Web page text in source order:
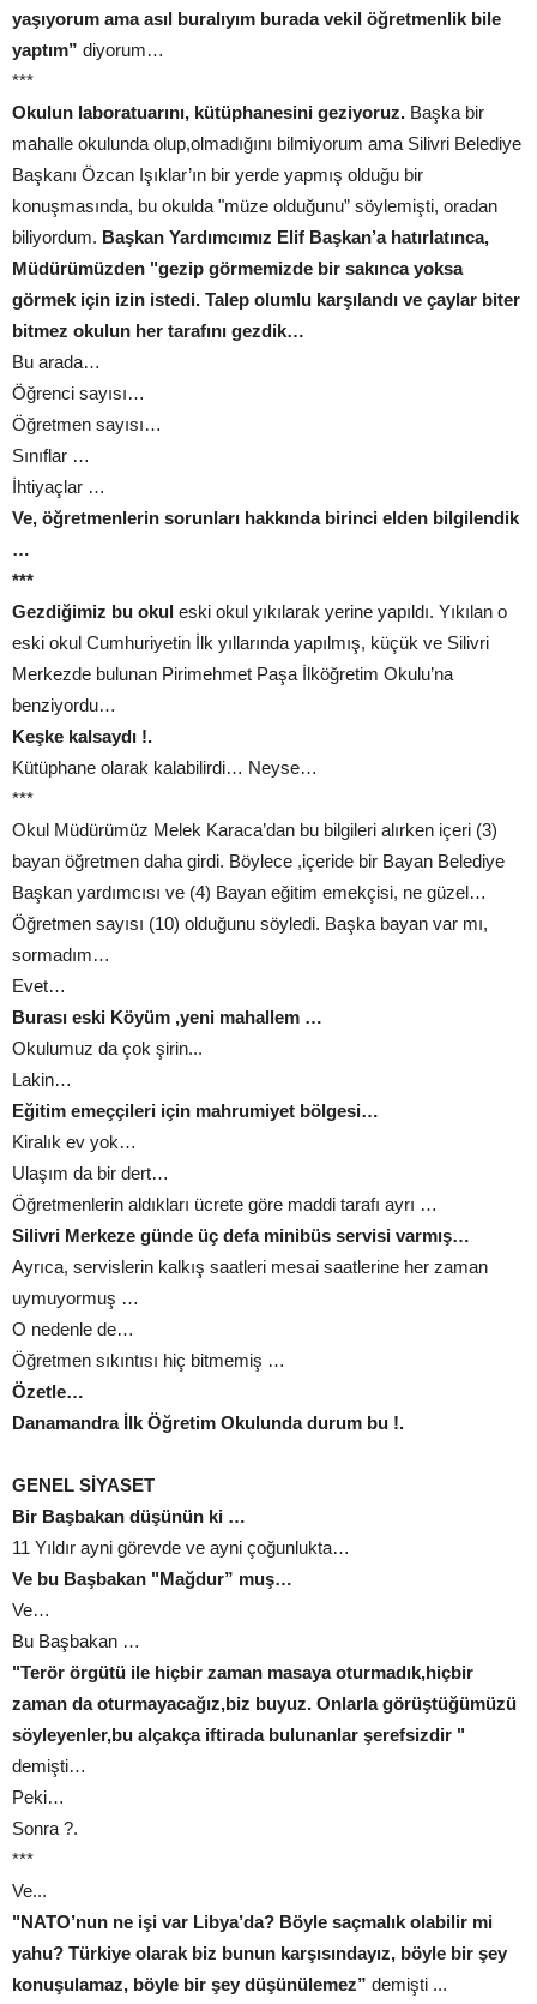
yaşıyorum ama asıl buralıyım burada vekil öğretmenlik bile
yaptım” diyorum…
***
Okulun laboratuarını, kütüphanesini geziyoruz. Başka bir
mahalle okulunda olup,olmadığını bilmiyorum ama Silivri Belediye
Başkanı Özcan Işıklar’ın bir yerde yapmış olduğu bir
konuşmasında, bu okulda "müze olduğunu” söylemişti, oradan
biliyordum. Başkan Yardımcımız Elif Başkan’a hatırlatınca,
Müdürümüzden "gezip görmemizde bir sakınca yoksa
görmek için izin istedi. Talep olumlu karşılandı ve çaylar biter
bitmez okulun her tarafını gezdik…
Bu arada…
Öğrenci sayısı…
Öğretmen sayısı…
Sınıflar …
İhtiyaçlar …
Ve, öğretmenlerin sorunları hakkında birinci elden bilgilendik
…
***
Gezdiğimiz bu okul eski okul yıkılarak yerine yapıldı. Yıkılan o
eski okul Cumhuriyetin İlk yıllarında yapılmış, küçük ve Silivri
Merkezde bulunan Pirimehmet Paşa İlköğretim Okulu’na
benziyordu…
Keşke kalsaydı !.
Kütüphane olarak kalabilirdi… Neyse…
***
Okul Müdürümüz Melek Karaca’dan bu bilgileri alırken içeri (3)
bayan öğretmen daha girdi. Böylece ,içeride bir Bayan Belediye
Başkan yardımcısı ve (4) Bayan eğitim emekçisi, ne güzel…
Öğretmen sayısı (10) olduğunu söyledi. Başka bayan var mı,
sormadım…
Evet…
Burası eski Köyüm ,yeni mahallem …
Okulumuz da çok şirin...
Lakin…
Eğitim emeççileri için mahrumiyet bölgesi…
Kiralık ev yok…
Ulaşım da bir dert…
Öğretmenlerin aldıkları ücrete göre maddi tarafı ayrı …
Silivri Merkeze günde üç defa minibüs servisi varmış…
Ayrıca, servislerin kalkış saatleri mesai saatlerine her zaman
uymuyormuş …
O nedenle de…
Öğretmen sıkıntısı hiç bitmemiş …
Özetle…
Danamandra İlk Öğretim Okulunda durum bu !.
GENEL SİYASET
Bir Başbakan düşünün ki …
11 Yıldır ayni görevde ve ayni çoğunlukta…
Ve bu Başbakan "Mağdur” muş…
Ve…
Bu Başbakan …
"Terör örgütü ile hiçbir zaman masaya oturmadık,hiçbir
zaman da oturmayacağız,biz buyuz. Onlarla görüştüğümüzü
söyleyenler,bu alçakça iftirada bulunanlar şerefsizdir "
demişti…
Peki…
Sonra ?.
***
Ve...
"NATO’nun ne işi var Libya’da? Böyle saçmalık olabilir mi
yahu? Türkiye olarak biz bunun karşısındayız, böyle bir şey
konuşulamaz, böyle bir şey düşünülemez” demişti ...